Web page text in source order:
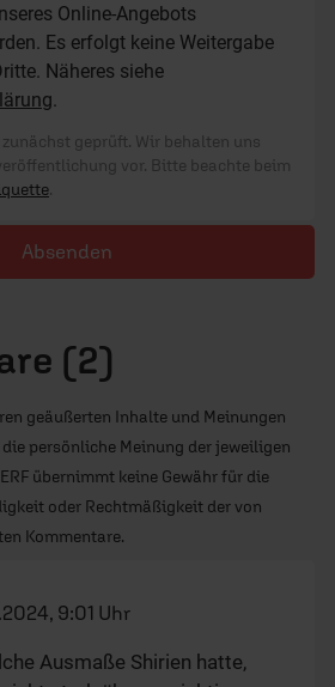
Online-Angebots
Es erfolgt keine Weitergabe
Näheres siehe
.
geprüft. Wir behalten uns
vor. Bitte beachte beim
.
Absenden
(2)
geäußerten Inhalte und Meinungen
persönliche Meinung der jeweiligen
übernimmt keine Gewähr für die
oder Rechtmäßigkeit der von
Kommentare.
9:01 Uhr
Ausmaße Shirien hatte,